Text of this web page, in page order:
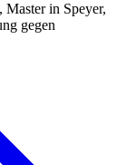
in Speyer,
gegen